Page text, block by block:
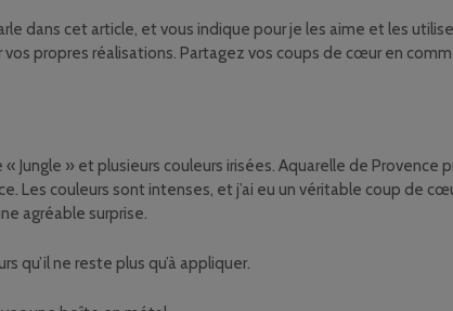
dans cet article, et vous indique pour je les aime et les
propres réalisations. Partagez vos coups de cœur en
Jungle » et plusieurs couleurs irisées. Aquarelle de Provence
Les couleurs sont intenses, et j’ai eu un véritable coup de
agréable surprise.
qu’il ne reste plus qu’à appliquer.